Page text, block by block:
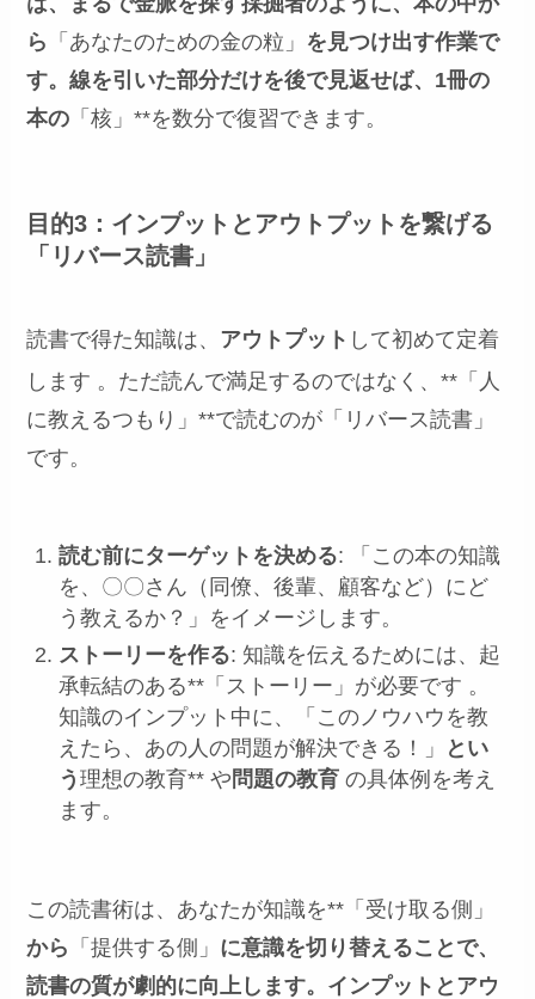
ら 「あなたのための金の粒」 を見つけ出す作業で
す。線を引いた部分だけを後で見返せば、1冊の
本の 「核」**を数分で復習できます。
目的3：インプットとアウトプットを繋げる
「リバース読書」
読書で得た知識は、 アウトプット して初めて定着
します 。ただ読んで満足するのではなく、**「人
に教えるつもり」**で読むのが「リバース読書」
です。
読む前にターゲットを決める: 「この本の知識
を、〇〇さん（同僚、後輩、顧客など）にど
う教えるか？」をイメージします。
ストーリーを作る: 知識を伝えるためには、起
承転結のある**「ストーリー」が必要です 。
知識のインプット中に、「このノウハウを教
えたら、あの人の問題が解決できる！」
とい
う理想の教育** や 問題の教育 の具体例を考え
ます。
この読書術は、あなたが知識を**「受け取る側」
から 「提供する側」 に意識を切り替えることで、
読書の質が劇的に向上します。インプットとアウ